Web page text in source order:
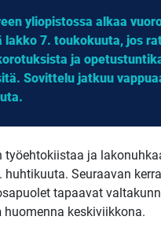
yliopistossa alkaa
lakko 7. toukokuuta, jos
ja
Sovittelu jatkuu
työehtokiistaa ja
huhtikuuta. Seuraavan
tapaavat
huomenna keskiviikkona.